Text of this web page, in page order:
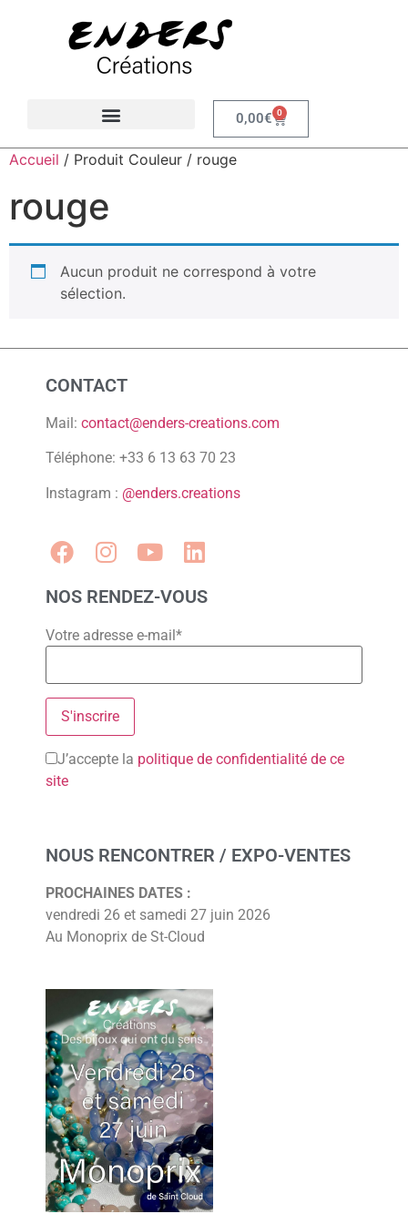
0,00€ 0
Accueil / Produit Couleur / rouge
rouge
Aucun produit ne correspond à votre
sélection.
CONTACT
Mail: contact@enders-creations.com
Téléphone: +33 6 13 63 70 23
Instagram : @enders.creations
NOS RENDEZ-VOUS
Votre adresse e-mail*
J’accepte la politique de confidentialité de ce
site
NOUS RENCONTRER / EXPO-VENTES
PROCHAINES DATES :
vendredi 26 et samedi 27 juin 2026
Au Monoprix de St-Cloud